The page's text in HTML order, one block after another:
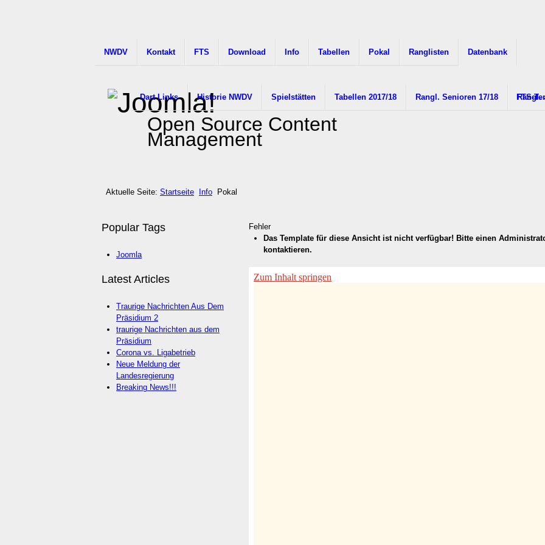
Open Source Content
Management
NWDV Kontakt FTS
FTS-
Download Info
Dart Links Historie NWDV Spielstätten Tabellen 2017/18 Rangl. Senioren 17/18 Rangl.
Tabellen Pokal Ranglisten Datenbank
Aktuelle Seite: Startseite Info Pokal
Popular Tags
Joomla
Latest Articles
Traurige Nachrichten Aus Dem
Präsidium 2
traurige Nachrichten aus dem
Präsidium
Corona vs. Ligabetrieb
Neue Meldung der
Landesregierung
Breaking News!!!
Fehler
Das Template für diese Ansicht ist nicht verfügbar! Bitte einen
kontaktieren.